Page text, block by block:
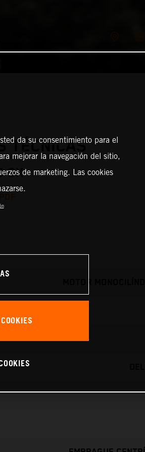
TÉCNICAS
SX
MOTOR
da su consentimiento para el
mejorar la navegación del sitio,
de marketing. Las cookies